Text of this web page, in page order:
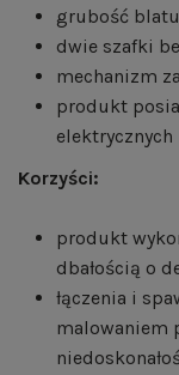
grubość
dwie szafki
mechanizm
produkt
elektrycznych
Korzyści:
produkt
dbałością o
łączenia i
malowaniem